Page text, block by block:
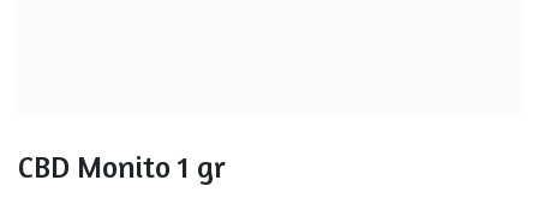
CBD Monito 1 gr